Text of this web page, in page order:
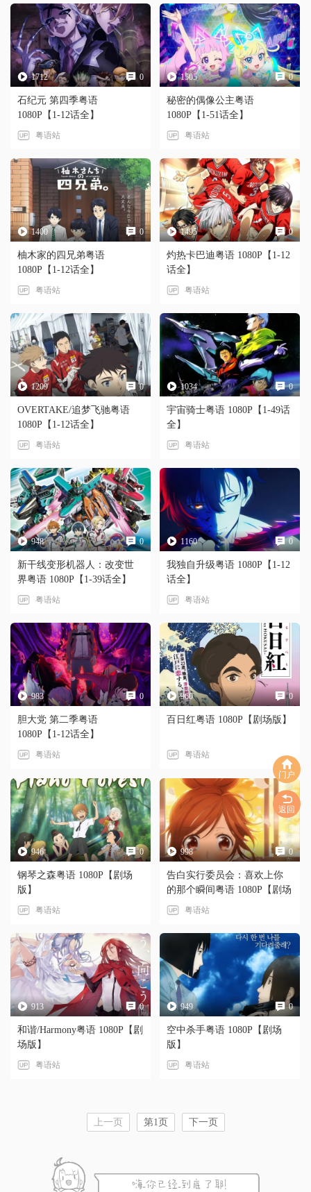
门户
返回
1712 0
石纪元 第四季粤语
1080P【1-12话全】
粤语站
1505 0
秘密的偶像公主粤语
1080P【1-51话全】
粤语站
1400 0
柚木家的四兄弟粤语
1080P【1-12话全】
粤语站
1495 0
灼热卡巴迪粤语 1080P【1-12
话全】
粤语站
1209 0
OVERTAKE/追梦飞驰粤语
1080P【1-12话全】
粤语站
1034 0
宇宙骑士粤语 1080P【1-49话
全】
粤语站
948 0
新干线变形机器人：改变世
界粤语 1080P【1-39话全】
粤语站
1160 0
我独自升级粤语 1080P【1-12
话全】
粤语站
983 0
胆大党 第二季粤语
1080P【1-12话全】
粤语站
960 0
百日红粤语 1080P【剧场版】
粤语站
946 0
钢琴之森粤语 1080P【剧场
版】
粤语站
998 0
告白实行委员会：喜欢上你
的那个瞬间粤语 1080P【剧场
版】
粤语站
913 0
和谐/Harmony粤语 1080P【剧
场版】
粤语站
949 0
空中杀手粤语 1080P【剧场
版】
粤语站
上一页 第1页 下一页